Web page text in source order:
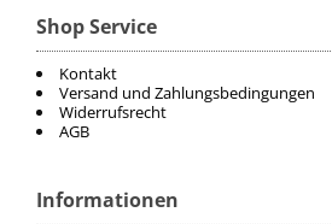
Shop Service
Kontakt
Versand und Zahlungsbedingungen
Widerrufsrecht
AGB
Informationen